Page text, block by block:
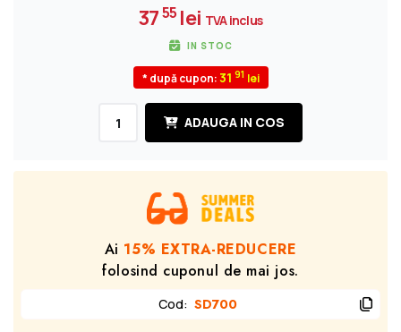
3755 lei TVA inclus
IN STOC
* după cupon:31 91
ADAUGA IN COS
Ai 15% EXTRA-REDUCERE
folosind cuponul de mai jos.
Cod: SD700